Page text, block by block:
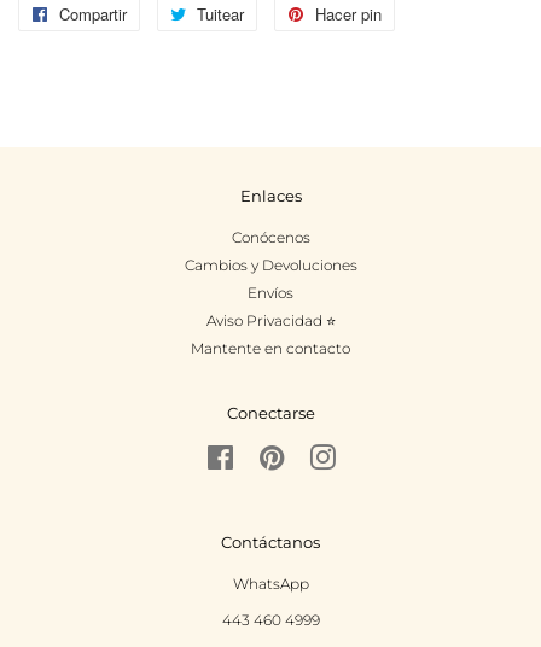
Compartir
CompartirTuitear
Tuitear Hacer pin
Enlaces
Conócenos
Cambios y Devoluciones
Envíos
Aviso Privacidad ⭐
Mantente en contacto
Conectarse
FacebookPinterestInstagram
Contáctanos
WhatsApp
443 460 4999